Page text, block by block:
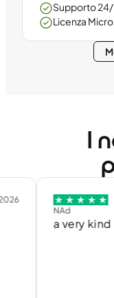
Supporto
Licenza
I
a very kind